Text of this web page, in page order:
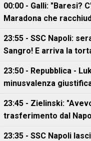
00:00 - Galli: "Baresi?
Maradona che
23:55 - SSC Napoli:
Sangro! E arriva la
23:50 - Repubblica -
minusvalenza
23:45 - Zielinski:
trasferimento dal
23:35 - SSC Napoli